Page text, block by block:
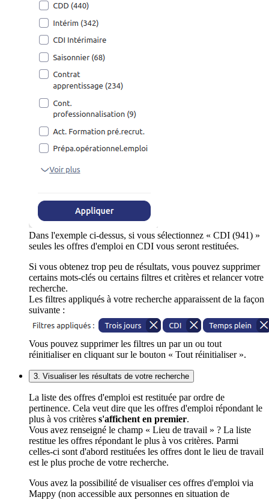
Dans l'exemple ci-dessus, si vous sélectionnez « CDI (941) »
seules les offres d'emploi en CDI vous seront restituées.
Si vous obtenez trop peu de résultats, vous pouvez supprimer
certains mots-clés ou certains filtres et critères et relancer votre
recherche.
Les filtres appliqués à votre recherche apparaissent de la façon
suivante :
Vous pouvez supprimer les filtres un par un ou tout
réinitialiser en cliquant sur le bouton « Tout réinitialiser ».
3. Visualiser les résultats de votre recherche
La liste des offres d'emploi est restituée par ordre de
pertinence. Cela veut dire que les offres d'emploi répondant le
plus à vos critères s'affichent en premier.
Vous avez renseigné le champ « Lieu de travail » ? La liste
restitue les offres répondant le plus à vos critères. Parmi
celles-ci sont d'abord restituées les offres dont le lieu de travail
est le plus proche de votre recherche.
Vous avez la possibilité de visualiser ces offres d'emploi via
Mappy (non accessible aux personnes en situation de